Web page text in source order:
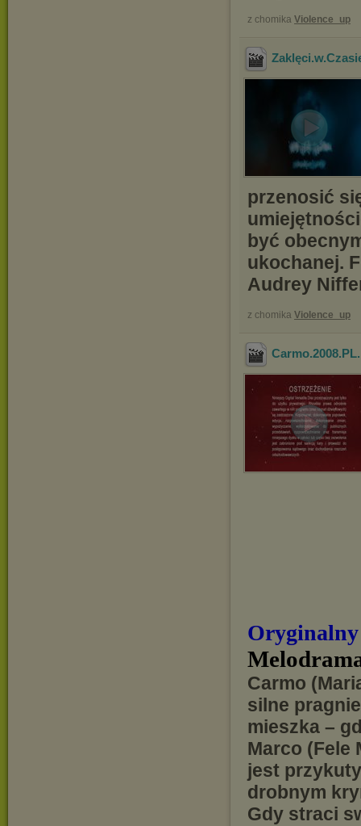
z chomika Violence_up
przenosić
być
ukochanej.
Audrey
z chomika Violence_up
Carmo
silne
mieszka –
Marco (Fele
jest
drobnym
Gdy straci